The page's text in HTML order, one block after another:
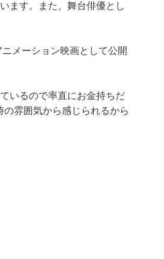
ます。また、舞台俳優とし
メーション映画として公開
いるので率直にお金持ちだ
雰囲気から感じられるから